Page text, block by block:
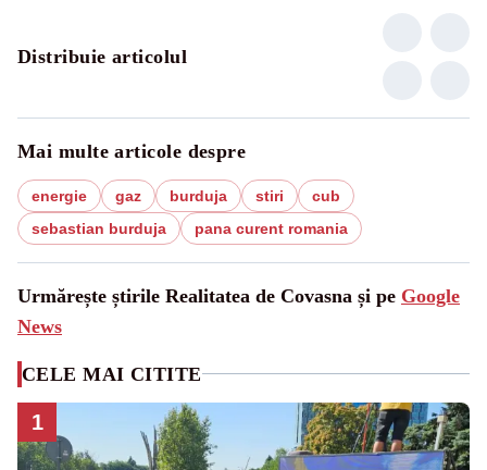
Distribuie articolul
Mai multe articole despre
energie gaz burduja stiri
cub
sebastian burduja
pana curent romania
Urmărește știrile Realitatea de Covasna și pe Google
News
CELE MAI CITITE
1